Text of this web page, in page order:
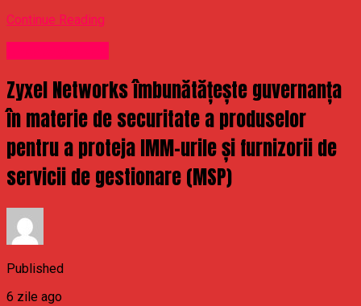
Continue Reading
Zyxel Networks îmbunătățește guvernanța
în materie de securitate a produselor
pentru a proteja IMM-urile și furnizorii de
servicii de gestionare (MSP)
Published
6 zile ago